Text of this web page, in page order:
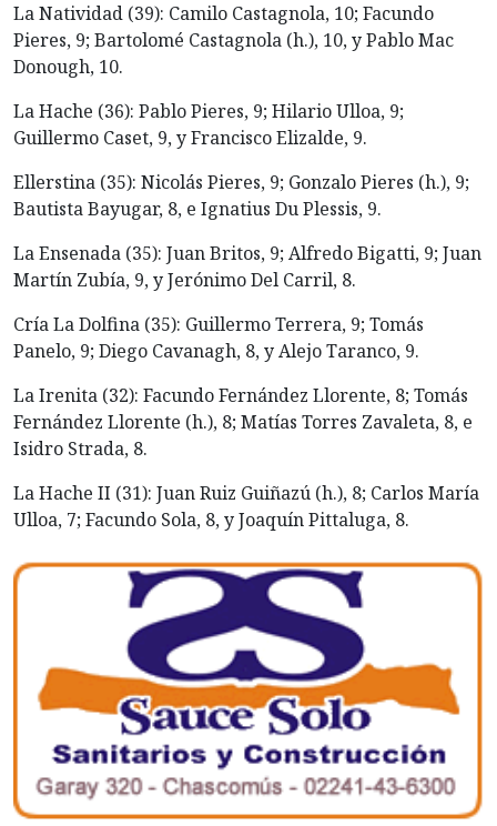
La Natividad (39): Camilo Castagnola, 10; Facundo
Pieres, 9; Bartolomé Castagnola (h.), 10, y Pablo Mac
Donough, 10.
La Hache (36): Pablo Pieres, 9; Hilario Ulloa, 9;
Guillermo Caset, 9, y Francisco Elizalde, 9.
Ellerstina (35): Nicolás Pieres, 9; Gonzalo Pieres (h.), 9;
Bautista Bayugar, 8, e Ignatius Du Plessis, 9.
La Ensenada (35): Juan Britos, 9; Alfredo Bigatti, 9; Juan
Martín Zubía, 9, y Jerónimo Del Carril, 8.
Cría La Dolfina (35): Guillermo Terrera, 9; Tomás
Panelo, 9; Diego Cavanagh, 8, y Alejo Taranco, 9.
La Irenita (32): Facundo Fernández Llorente, 8; Tomás
Fernández Llorente (h.), 8; Matías Torres Zavaleta, 8, e
Isidro Strada, 8.
La Hache II (31): Juan Ruiz Guiñazú (h.), 8; Carlos María
Ulloa, 7; Facundo Sola, 8, y Joaquín Pittaluga, 8.